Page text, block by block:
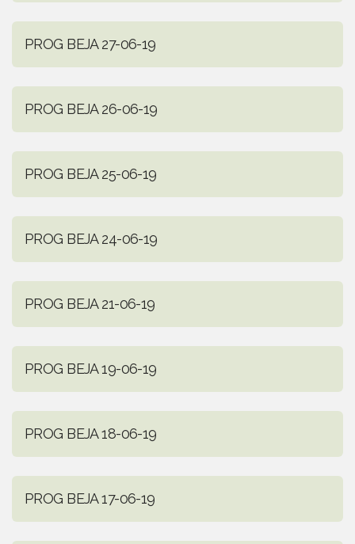
PROG BEJA 27-06-19
PROG BEJA 26-06-19
PROG BEJA 25-06-19
PROG BEJA 24-06-19
PROG BEJA 21-06-19
PROG BEJA 19-06-19
PROG BEJA 18-06-19
PROG BEJA 17-06-19